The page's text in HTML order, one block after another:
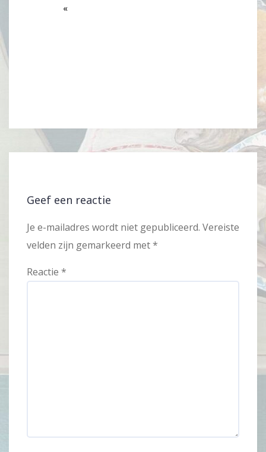
Geef een reactie
Je e-mailadres wordt niet gepubliceerd. Vereiste
velden zijn gemarkeerd met*
Reactie *